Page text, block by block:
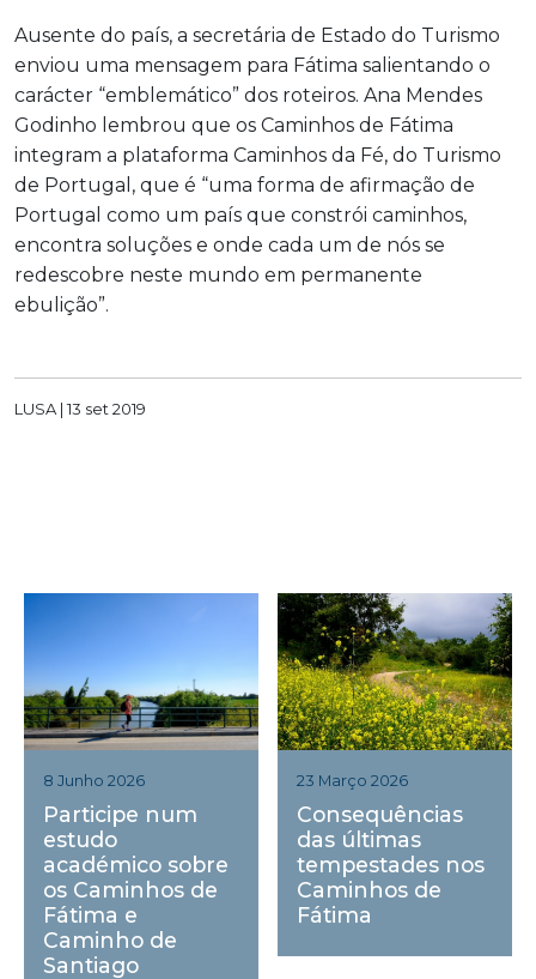
Ausente do país, a secretária de Estado do Turismo
enviou uma mensagem para Fátima salientando o
carácter “emblemático” dos roteiros. Ana Mendes
Godinho lembrou que os Caminhos de Fátima
integram a plataforma Caminhos da Fé, do Turismo
de Portugal, que é “uma forma de afirmação de
Portugal como um país que constrói caminhos,
encontra soluções e onde cada um de nós se
redescobre neste mundo em permanente
ebulição”.
LUSA | 13 set 2019
8 Junho 2026
Participe num
estudo
académico sobre
os Caminhos de
Fátima e
Caminho de
Santiago
23 Março 2026
Consequências
das últimas
tempestades nos
Caminhos de
Fátima